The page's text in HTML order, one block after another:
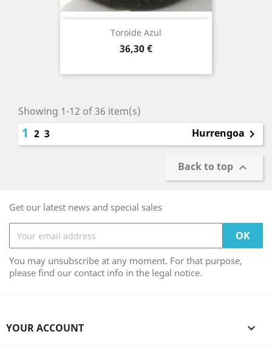
Toroide Azul
Price
36,30 €
Showing 1-12 of 36 item(s)
1 2 3 Hurrengoa 
Back to top 
Get our latest news and special sales
You may unsubscribe at any moment. For that purpose,
please find our contact info in the legal notice.
YOUR ACCOUNT 